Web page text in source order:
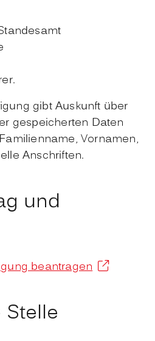
gibt Auskunft über
gespeicherten Daten
Vornamen,
Anschriften.
und
beantragen